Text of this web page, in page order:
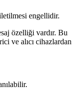
engellidir.
özelliği vardır. Bu
ve alıcı cihazlardan